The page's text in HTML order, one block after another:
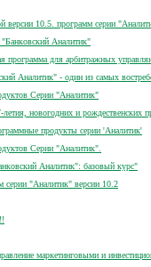
версии 10.5. программ серии
Аналитик"
программа для арбитражных
Аналитик" - один из самых
Серии "Аналитик"
новогодних и рождественских
продукты серии 'Аналитик'
Серии "Аналитик".
Аналитик": базовый курс"
"Аналитик" версии 10.2
маркетинговыми и